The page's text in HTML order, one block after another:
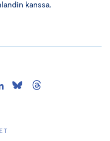
kanssa.